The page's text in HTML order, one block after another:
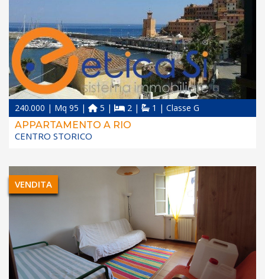
240.000 | Mq 95 | 5 | 2 |
1 | Classe G
APPARTAMENTO A RIO
CENTRO STORICO
VENDITA